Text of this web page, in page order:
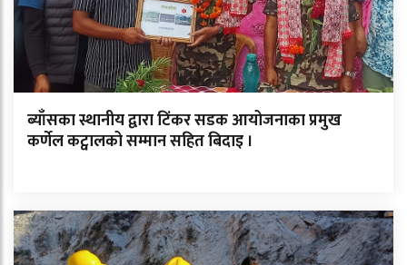
ब्याँसका स्थानीय द्वारा टिंकर सडक आयोजनाका प्रमुख
कर्णेल कट्वालको सम्मान सहित बिदाइ ।